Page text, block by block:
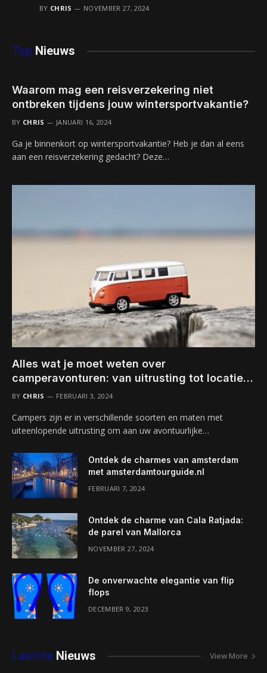
BY CHRIS NOVEMBER 27, 2024
Top Nieuws
Waarom mag een reisverzekering niet
ontbreken tijdens jouw wintersportvakantie?
BY CHRIS JANUARI 16, 2024
Ga je binnenkort op wintersportvakantie? Heb je dan al eens
aan een reisverzekering gedacht? Deze…
Alles wat je moet weten over
camperavonturen: van uitrusting tot locaties,
duurzaamheid en kooktips
BY CHRIS FEBRUARI 3, 2024
Campers zijn er in verschillende soorten en maten met
uiteenlopende uitrusting om aan uw avontuurlijke…
Ontdek de charmes van amsterdam
met amsterdamtourguide.nl
FEBRUARI 7, 2024
Ontdek de charme van Cala Ratjada:
de parel van Mallorca
NOVEMBER 27, 2024
De onverwachte elegantie van flip
flops
DECEMBER 9, 2023
Laatste Nieuws View More